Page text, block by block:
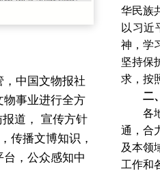
中国文物报社
物事业进行全方
道， 宣传方针
传播文博知识，
，公众感知中
华民族
以习近
神，学
坚持保
求，按
二
各
通，合
及本领
工作和